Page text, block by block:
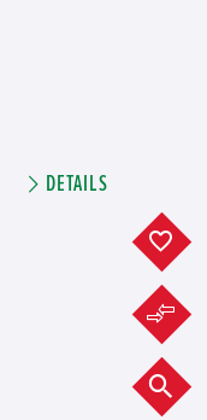
DETAILS